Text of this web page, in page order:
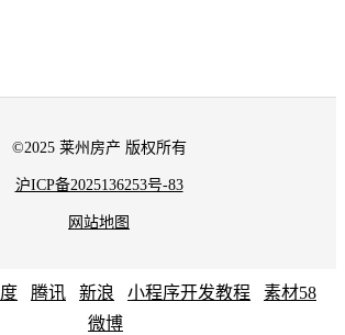
©2025 莱州房产 版权所有
沪ICP备2025136253号-83
网站地图
腾讯 新浪 小程序开发教程
素材58
微博